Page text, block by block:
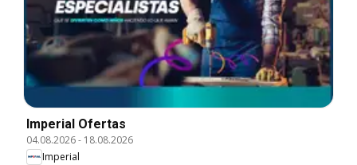
Imperial Ofertas
04.08.2026- 18.08.2026
Imperial